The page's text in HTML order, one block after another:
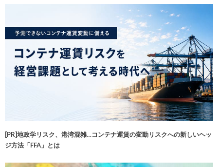
[PR]地政学リスク、港湾混雑…コンテナ運賃の変動リスクへの新しいヘッ
ジ方法「FFA」とは